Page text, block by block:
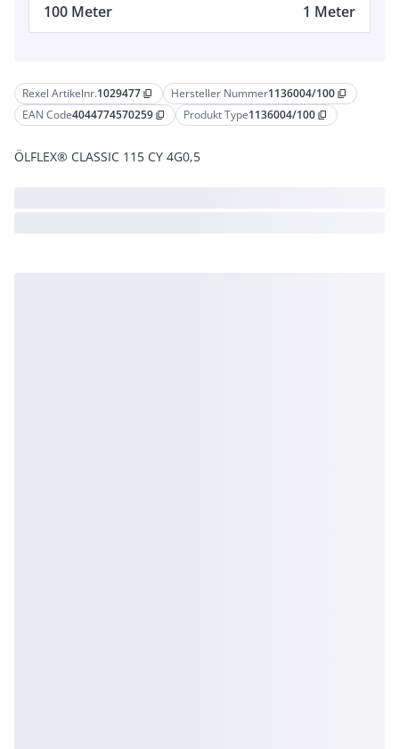
Rexel Artikelnr.1029477 content_copy Hersteller Nummer1136004/100 content_copy
EAN Code4044774570259 content_copy Produkt Type1136004/100 content_copy
ÖLFLEX® CLASSIC 115 CY 4G0,5
100 Meter 1 Meter